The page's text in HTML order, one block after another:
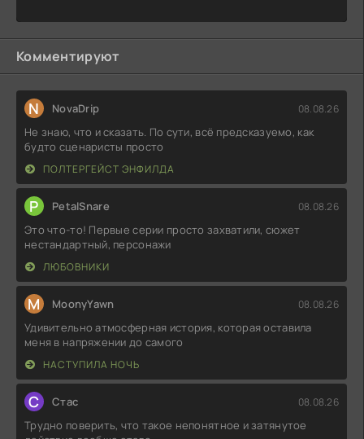
Комментируют
N NovaDrip 08.08.26
Не знаю, что и сказать. По сути, всё предсказуемо, как
будто сценаристы просто
ПОЛТЕРГЕЙСТ ЭНФИЛДА
P PetalSnare 08.08.26
Это что-то! Первые серии просто захватили, сюжет
нестандартный, персонажи
ЛЮБОВНИКИ
M MoonyYawn 08.08.26
Удивительно атмосферная история, которая оставила
меня в напряжении до самого
НАСТУПИЛА НОЧЬ
С Стас 08.08.26
Трудно поверить, что такое непонятное и затянутое